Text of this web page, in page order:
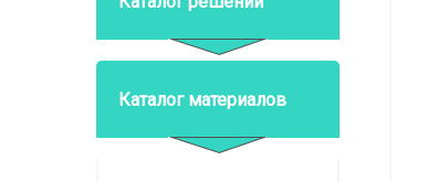
Каталог материалов